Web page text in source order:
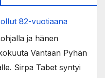
82-vuotiaana
ja hänen
Vantaan Pyhän
Sirpa Tabet syntyi